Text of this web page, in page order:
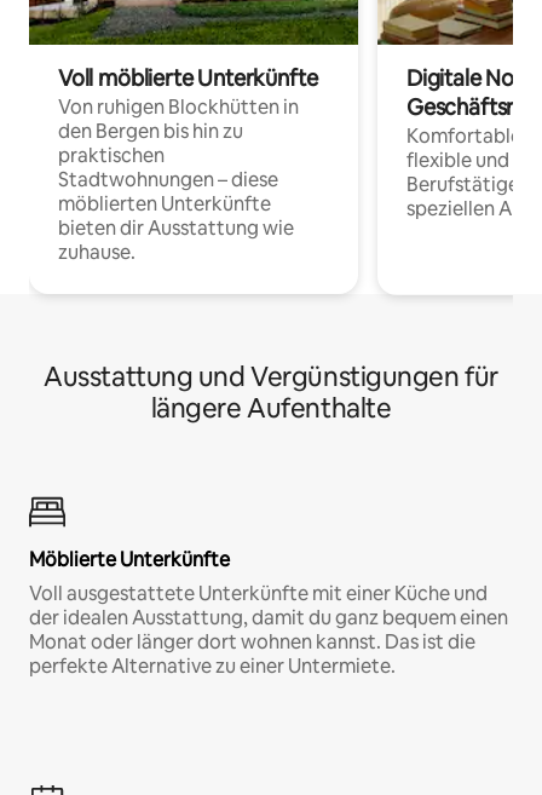
Voll möblierte Unterkünfte
Von ruhigen Blockhütten in
den Bergen bis hin zu
praktischen
Stadtwohnungen – diese
möblierten Unterkünfte
bieten dir Ausstattung wie
zuhause.
Digitale
Komfortable
flexible und
Berufstätige
speziellen
Ausstattung und Vergünstigungen für
längere Aufenthalte
Möblierte Unterkünfte
Voll ausgestattete Unterkünfte mit einer Küche und
der idealen Ausstattung, damit du ganz bequem einen
Monat oder länger dort wohnen kannst. Das ist die
perfekte Alternative zu einer Untermiete.